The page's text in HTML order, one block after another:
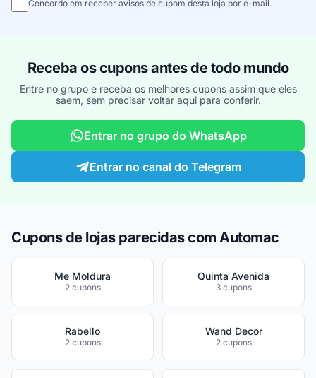
Concordo em receber avisos de cupom desta loja por e-mail.
Receba os cupons antes de todo mundo
Entre no grupo e receba os melhores cupons assim que eles
saem, sem precisar voltar aqui para conferir.
Entrar no grupo do WhatsApp
Entrar no canal do Telegram
Cupons de lojas parecidas com Automac
Me Moldura
2 cupons
Quinta Avenida
3 cupons
Rabello
2 cupons
Wand Decor
2 cupons